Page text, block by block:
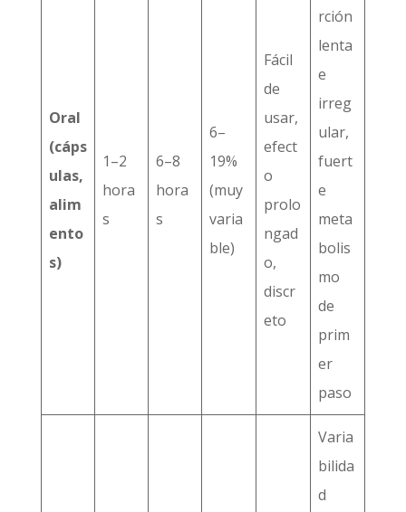
Oral
(cáps
ulas,
alim
ento
s)
1–2
hora
s
6–8
hora
s
6–
19%
(muy
varia
ble)
Fácil
de
usar,
efect
o
prolo
ngad
o,
discr
eto
rción
lenta
e
irreg
ular,
fuert
e
meta
bolis
mo
de
prim
er
paso
Varia
bilida
d